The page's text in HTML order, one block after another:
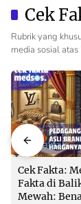
Cek
Rubrik yang
media sosial
Cek Fakta
Cek Fakta:
Fakta di
Mewah: